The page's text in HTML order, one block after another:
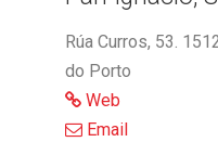
Rúa Curros, 53.
do Porto
Web
Email